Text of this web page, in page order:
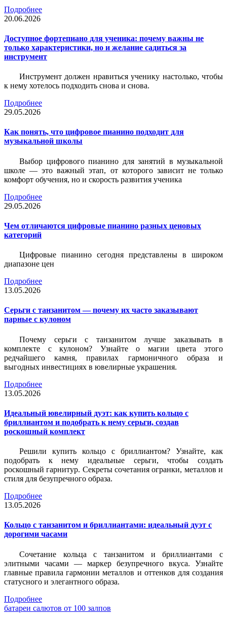
Подробнее
20.06.2026
Доступное фортепиано для ученика: почему важны не
только характеристики, но и желание садиться за
инструмент
Инструмент должен нравиться ученику настолько, чтобы
к нему хотелось подходить снова и снова.
Подробнее
29.05.2026
Как понять, что цифровое пианино подходит для
музыкальной школы
Выбор цифрового пианино для занятий в музыкальной
школе — это важный этап, от которого зависит не только
комфорт обучения, но и скорость развития ученика
Подробнее
29.05.2026
Чем отличаются цифровые пианино разных ценовых
категорий
Цифровые пианино сегодня представлены в широком
диапазоне цен
Подробнее
13.05.2026
Серьги с танзанитом — почему их часто заказывают
парные с кулоном
Почему серьги с танзанитом лучше заказывать в
комплекте с кулоном? Узнайте о магии цвета этого
редчайшего камня, правилах гармоничного образа и
выгодных инвестициях в ювелирные украшения.
Подробнее
13.05.2026
Идеальный ювелирный дуэт: как купить кольцо с
бриллиантом и подобрать к нему серьги, создав
роскошный комплект
Решили купить кольцо с бриллиантом? Узнайте, как
подобрать к нему идеальные серьги, чтобы создать
роскошный гарнитур. Секреты сочетания огранки, металлов и
стиля для безупречного образа.
Подробнее
13.05.2026
Кольцо с танзанитом и бриллиантами: идеальный дуэт с
дорогими часами
Сочетание кольца с танзанитом и бриллиантами с
элитными часами — маркер безупречного вкуса. Узнайте
главные правила гармонии металлов и оттенков для создания
статусного и элегантного образа.
Подробнее
батареи салютов от 100 залпов